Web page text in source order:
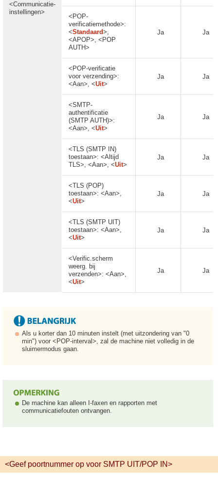
<Communicatie-
instellingen>
<POP-
verificatiemethode>:
<Standaard>,
<APOP>, <POP
AUTH>
Ja Ja
<POP-verificatie
voor verzending>:
<Aan>, <Uit>
Ja Ja
<SMTP-
authentificatie
(SMTP AUTH)>:
<Aan>, <Uit>
Ja Ja
<TLS (SMTP IN)
toestaan>: <Altijd
TLS>, <Aan>, <Uit>
Ja Ja
<TLS (POP)
toestaan>: <Aan>,
<Uit>
Ja Ja
<TLS (SMTP UIT)
toestaan>: <Aan>,
<Uit>
Ja Ja
<Verific.scherm
weerg. bij
verzenden>: <Aan>,
<Uit>
Ja Ja
Als u korter dan 10 minuten instelt (met uitzondering van "0
min") voor <POP-interval>, zal de machine niet volledig in de
sluimermodus gaan.
De machine kan alleen I-faxen en rapporten met
communicatiefouten ontvangen.
<Geef poortnummer op voor SMTP UIT/POP IN>